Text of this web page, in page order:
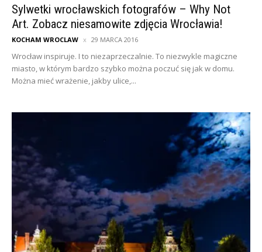
Sylwetki wrocławskich fotografów – Why Not
Art. Zobacz niesamowite zdjęcia Wrocławia!
KOCHAM WROCLAW 29 MARCA 2016
Wrocław inspiruje. I to niezaprzeczalnie. To niezwykle magiczne
miasto, w którym bardzo szybko można poczuć się jak w domu.
Można mieć wrażenie, jakby ulice,...